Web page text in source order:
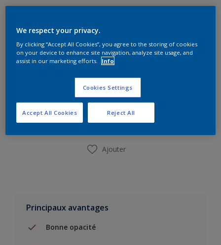
Quantité Calculateur de peinture
Ajouter à la liste d’achats
Trouver un magasin
Ajouter
Principaux avantages
Bonne opacité
We respect your privacy.
By clicking “Accept All Cookies”, you agree to the storing of cookies
on your device to enhance site navigation, analyze site usage, and
assist in our marketing efforts.
Info
Cookies Settings
Reject All
Accept All Cookies